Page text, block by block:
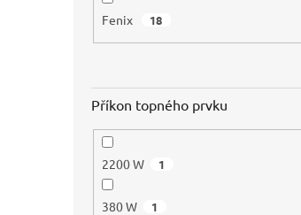
Fenix 18
Příkon topného prvku
2200 W 1
380 W 1